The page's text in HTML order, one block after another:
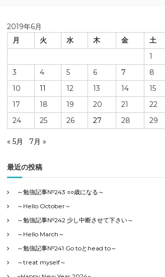
2019年6月
月
火 水 木 金 土
1
3
4 5 6 7 8
10
11 12 13 14 15
17
18 19 20 21 22
24
25 26 27 28 29
« 5月 7月 »
最近の投稿
～勉強記事№243 ○○歳になる～
～Hello October～
～勉強記事№242 少し中断させて下さい～
～Hello March～
～勉強記事№241 Go toとhead to～
～treat myself～